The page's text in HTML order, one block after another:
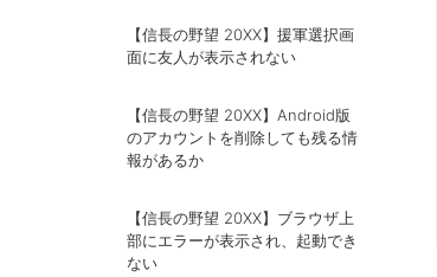
【信長の野望 20XX】援軍選択画
面に友人が表示されない
【信長の野望 20XX】Android版
のアカウントを削除しても残る情
報があるか
【信長の野望 20XX】ブラウザ上
部にエラーが表示され、起動でき
ない